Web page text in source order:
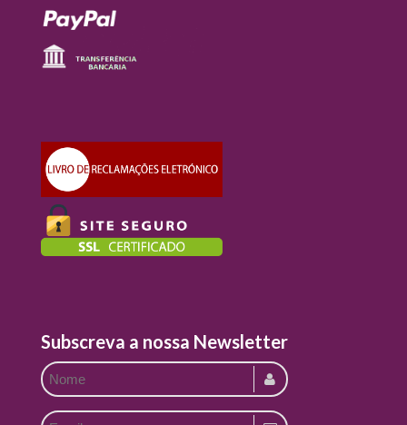
Subscreva a nossa Newsletter